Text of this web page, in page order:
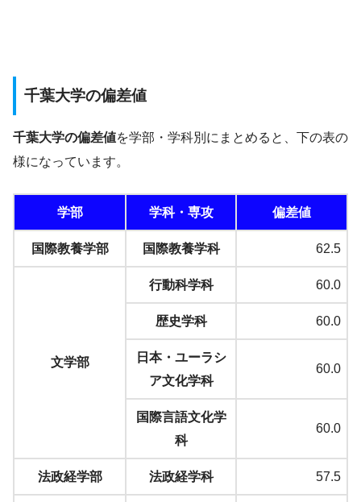
千葉大学の偏差値
千葉大学の偏差値を学部・学科別にまとめると、下の表の
様になっています。
学部 学科・専攻 偏差値
国際教養学部 国際教養学科 62.5
文学部
行動科学科 60.0
歴史学科 60.0
日本・ユーラシ
ア文化学科
60.0
国際言語文化学
科
60.0
法政経学部 法政経学科 57.5